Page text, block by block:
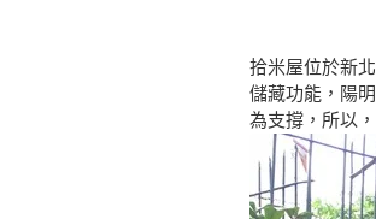
拾米屋位於新
儲藏功能，陽
為支撐，所以